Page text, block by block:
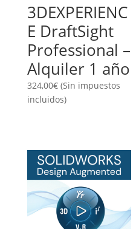
3DEXPERIENC
E DraftSight
Professional –
Alquiler 1 año
324,00€ (Sin impuestos
incluidos)